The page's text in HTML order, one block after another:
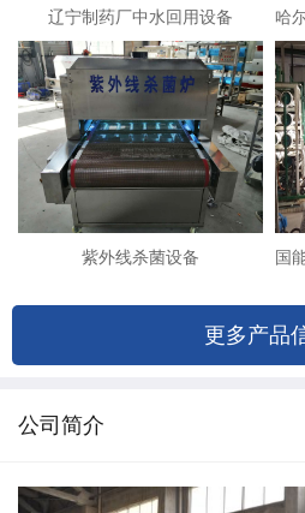
辽宁制药厂中水回用设备
紫外线杀菌设备
更多产品
公司简介